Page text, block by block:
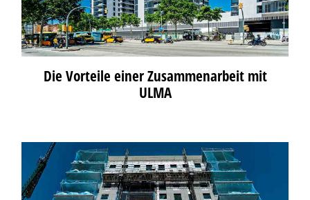
Die Vorteile einer Zusammenarbeit mit
ULMA